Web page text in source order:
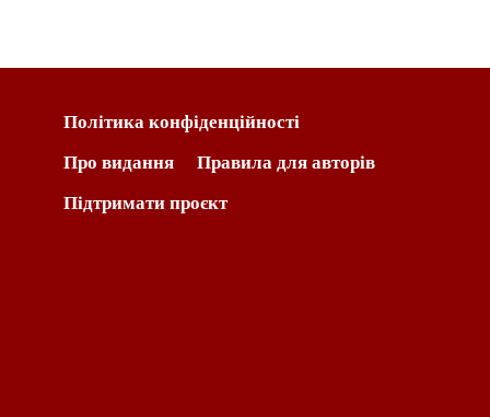
Політика конфіденційності
Про видання
Правила для авторів
Підтримати проєкт